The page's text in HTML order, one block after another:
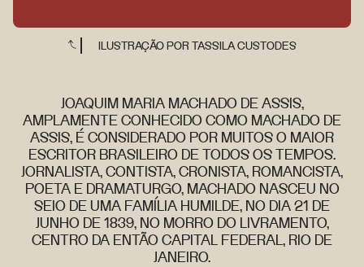
ILUSTRAÇÃO POR TASSILA CUSTODES
JOAQUIM MARIA MACHADO DE ASSIS,
AMPLAMENTE CONHECIDO COMO MACHADO DE
ASSIS, É CONSIDERADO POR MUITOS O MAIOR
ESCRITOR BRASILEIRO DE TODOS OS TEMPOS.
JORNALISTA, CONTISTA, CRONISTA, ROMANCISTA,
POETA E DRAMATURGO, MACHADO NASCEU NO
SEIO DE UMA FAMÍLIA HUMILDE, NO DIA 21 DE
JUNHO DE 1839, NO MORRO DO LIVRAMENTO,
CENTRO DA ENTÃO CAPITAL FEDERAL, RIO DE
JANEIRO.